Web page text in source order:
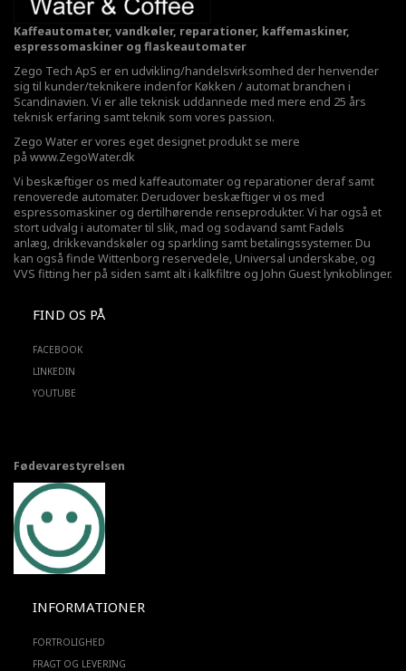
Kaffeautomater, vandkøler, reparationer, kaffemaskiner,
espressomaskiner og flaskeautomater
Zego Tech ApS er en udvikling/handelsvirksomhed der henvender
sig til kunder/teknikere indenfor Køkken / automat branchen i
Scandinavien. Vi er alle teknisk uddannede med mere end 25 års
teknisk erfaring samt teknik som vores passion.
Zego Water er vores eget designet produkt se mere
på www.ZegoWater.dk
Vi beskæftiger os med kaffeautomater og reparationer deraf samt
renoverede automater. Derudover beskæftiger vi os med
espressomaskiner og dertilhørende renseprodukter. Vi har også et
stort udvalg i automater til slik, mad og sodavand samt Fadøls
anlæg, drikkevandskøler og sparkling samt betalingssystemer. Du
kan også finde Wittenborg reservedele, Universal underskabe, og
VVS fitting her på siden samt alt i kalkfiltre og John Guest lynkoblinger.
FIND OS PÅ
FACEBOOK
LINKEDIN
YOUTUBE
Fødevarestyrelsen
INFORMATIONER
FORTROLIGHED
FRAGT OG LEVERING